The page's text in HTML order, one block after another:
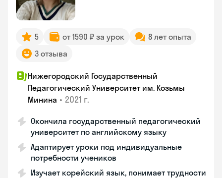
5 от 1590 ₽ за урок
8 лет опыта
3 отзыва
Нижегородский Государственный
Педагогический Университет им. Козьмы
Минина • 2021 г.
Окончила государственный педагогический
университет по английскому языку
Адаптирует уроки под индивидуальные
потребности учеников
Изучает корейский язык, понимает трудности